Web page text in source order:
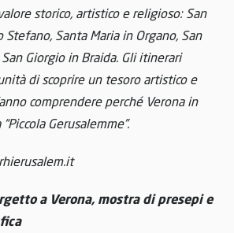
storico, artistico e religioso: San
Stefano, Santa Maria in Organo, San
Giorgio in Braida. Gli itinerari
di scoprire un tesoro artistico e
comprendere perché Verona in
Gerusalemme”.
a Verona,mostra di presepi e